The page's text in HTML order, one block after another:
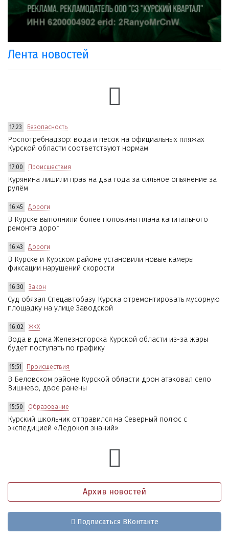
Лента новостей
17:23 Безопасность
Роспотребнадзор: вода и песок на официальных пляжах
Курской области соответствуют нормам
17:00 Происшествия
Курянина лишили прав на два года за сильное опьянение за
рулём
16:45 Дороги
В Курске выполнили более половины плана капитального
ремонта дорог
16:43 Дороги
В Курске и Курском районе установили новые камеры
фиксации нарушений скорости
16:30 Закон
Суд обязал Спецавтобазу Курска отремонтировать мусорную
площадку на улице Заводской
16:02 ЖКХ
Вода в дома Железногорска Курской области из-за жары
будет поступать по графику
15:51 Происшествия
В Беловском районе Курской области дрон атаковал село
Вишнево, двое ранены
15:50 Образование
Курский школьник отправился на Северный полюс с
экспедицией «Ледокол знаний»
Архив новостей
Подписаться ВКонтакте